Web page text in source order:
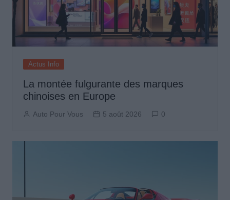
Actus Info
La montée fulgurante des marques
chinoises en Europe
Auto Pour Vous 5 août 2026 0